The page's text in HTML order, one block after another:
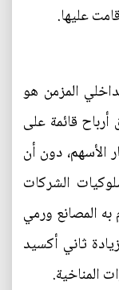
عليها.
المزمن هو
أرباح قائمة على
الأسهم، دون أن
الشركات
به المصانع ورمي
ثاني أكسيد
المناخية.